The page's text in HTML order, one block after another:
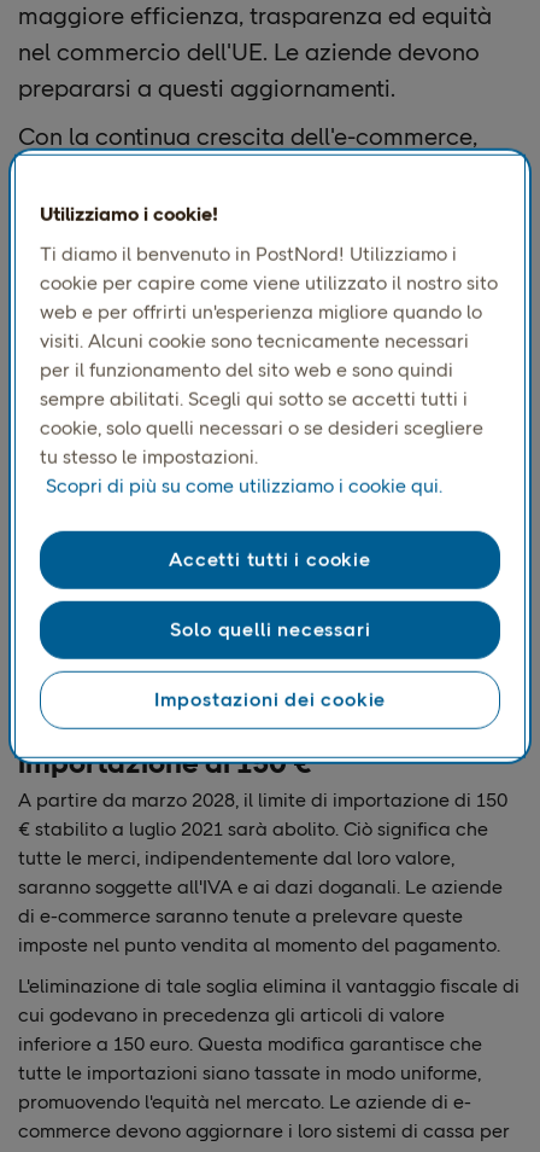
maggiore efficienza, trasparenza ed equità
nel commercio dell'UE. Le aziende devono
prepararsi a questi aggiornamenti.
Con la continua crescita dell'e-commerce,
chiaro è più importante che mai. Le nuove
regole semplificheranno la conformità IVA e
aiuteranno i consumatori ad avere fiducia nel
fatto che tutte le importazioni siano tassate in
modo equo, indipendentemente dal loro
valore. Questo cambiamento avrà un impatto
significativo sulle aziende di e-commerce, che
dovranno aggiornare le proprie operazioni e i
processi di checkout.
Questo articolo tratterà cinque modifiche
chiave relative all'IVA che le aziende di e-
commerce devono conoscere per prepararsi
alle riforme in arrivo nel 2028.
1. Rimozione della soglia di
importazione di 150 €
A partire da marzo 2028, il limite di importazione di 150
€ stabilito a luglio 2021 sarà abolito. Ciò significa che
tutte le merci, indipendentemente dal loro valore,
saranno soggette all'IVA e ai dazi doganali. Le aziende
di e-commerce saranno tenute a prelevare queste
imposte nel punto vendita al momento del pagamento.
L'eliminazione di tale soglia elimina il vantaggio fiscale di
cui godevano in precedenza gli articoli di valore
inferiore a 150 euro. Questa modifica garantisce che
tutte le importazioni siano tassate in modo uniforme,
promuovendo l'equità nel mercato. Le aziende di e-
commerce devono aggiornare i loro sistemi di cassa per
Utilizziamo i cookie!
Ti diamo il benvenuto in PostNord! Utilizziamo i
cookie per capire come viene utilizzato il nostro sito
web e per offrirti un'esperienza migliore quando lo
visiti. Alcuni cookie sono tecnicamente necessari
per il funzionamento del sito web e sono quindi
sempre abilitati. Scegli qui sotto se accetti tutti i
cookie, solo quelli necessari o se desideri scegliere
tu stesso le impostazioni.
Scopri di più su come utilizziamo i cookie qui.
Impostazioni dei cookie
Solo quelli necessari
Accetti tutti i cookie